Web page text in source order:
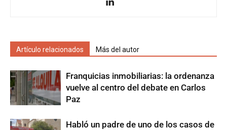
Artículo relacionados Más del autor
Franquicias inmobiliarias: la ordenanza
vuelve al centro del debate en Carlos
Paz
Habló un padre de uno de los casos de